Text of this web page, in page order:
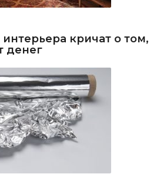
кричат о том,
денег